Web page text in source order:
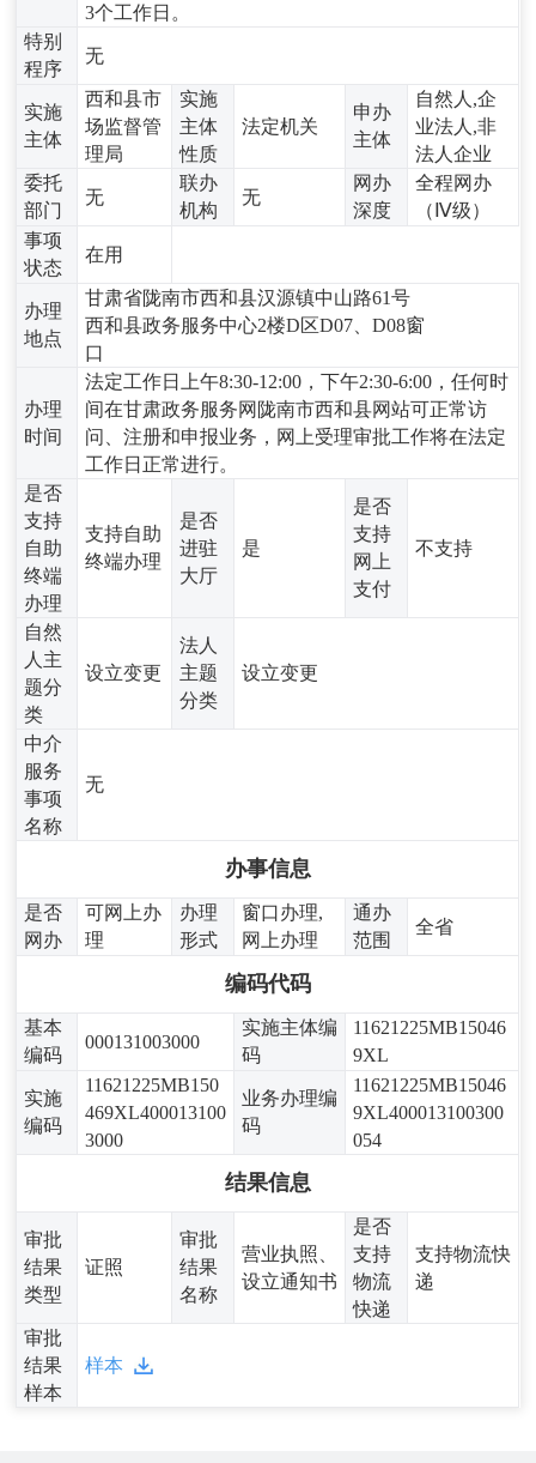
3个工作日。
特别
程序
无
实施
主体
西和县市
场监督管
理局
实施
主体
性质
法定机关
申办
主体
自然人,企
业法人,非
法人企业
委托
部门
无
联办
机构
无
网办
深度
全程网办
（Ⅳ级）
事项
状态
在用
办理
地点
甘肃省陇南市西和县汉源镇中山路61号
西和县政务服务中心2楼D区D07、D08窗
口
办理
时间
法定工作日上午8:30-12:00，下午2:30-6:00，任何时
间在甘肃政务服务网陇南市西和县网站可正常访
问、注册和申报业务，网上受理审批工作将在法定
工作日正常进行。
是否
支持
自助
终端
办理
支持自助
终端办理
是否
进驻
大厅
是
是否
支持
网上
支付
不支持
自然
人主
题分
类
设立变更
法人
主题
分类
设立变更
中介
服务
事项
名称
无
办事信息
是否
网办
可网上办
理
办理
形式
窗口办理,
网上办理
通办
范围
全省
编码代码
基本
编码
000131003000
实施主体编
码
11621225MB15046
9XL
实施
编码
11621225MB150
469XL400013100
3000
业务办理编
码
11621225MB15046
9XL400013100300
054
结果信息
审批
结果
类型
证照
审批
结果
名称
营业执照、
设立通知书
是否
支持
物流
快递
支持物流快
递
审批
结果
样本
样本